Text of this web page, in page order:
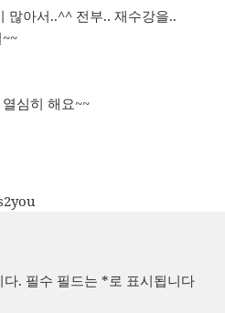
많아서..^^ 전부.. 재수강을..
심히 해요~~
다. 필수 필드는 *로 표시됩니다